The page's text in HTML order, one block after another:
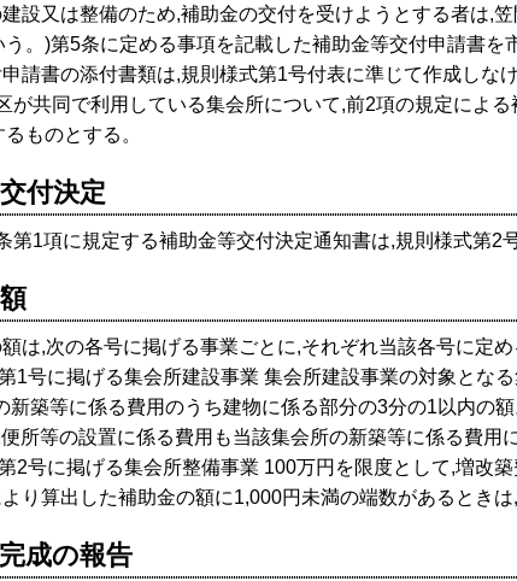
設又は整備のため,補助金の交付を受けようとする者は,
。)第5条に定める事項を記載した補助金等交付申請書を
請書の添付書類は,規則様式第1号付表に準じて作成しな
が共同で利用している集会所について,前2項の規定によ
ものとする。
付決定
第1項に規定する補助金等交付決定通知書は,規則様式第2
は,次の各号に掲げる事業ごとに,それぞれ当該各号に定め
1号に掲げる集会所建設事業 集会所建設事業の対象とな
新築等に係る費用のうち建物に係る部分の3分の1以内の
所等の設置に係る費用も当該集会所の新築等に係る費用
2号に掲げる集会所整備事業 100万円を限度として,増改
り算出した補助金の額に1,000円未満の端数があるときは
成の報告